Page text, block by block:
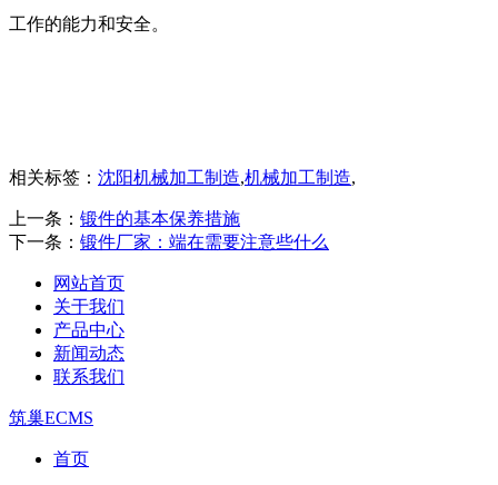
工作的能力和安全。
相关标签： 沈阳机械加工制造,机械加工制造,
上一条： 锻件的基本保养措施
下一条： 锻件厂家：端在需要注意些什么
网站首页
关于我们
产品中心
新闻动态
联系我们
筑巢ECMS
首页